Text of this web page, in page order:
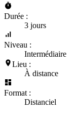
Durée :
3 jours
Niveau :
Intermédiaire
Lieu :
À distance
Format :
Distanciel